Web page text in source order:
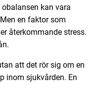
kan vara
en faktor som
återkommande stress.
att det rör sig om en
inom sjukvården. En